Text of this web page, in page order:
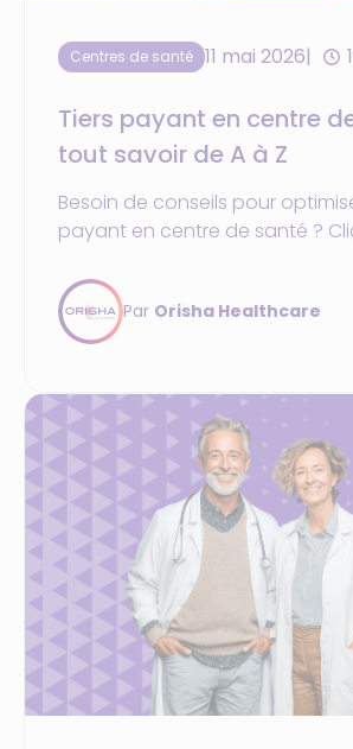
Centres de santé 11 mai 2026
Tiers payant en centre
tout savoir de A à Z
Besoin de conseils pour
payant en centre de santé ?
Par Orisha Healthcare